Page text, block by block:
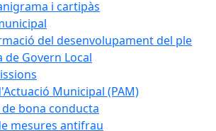
i cartipàs
del desenvolupament del ple
de Govern Local
Municipal (PAM)
de bona conducta
mesures antifrau